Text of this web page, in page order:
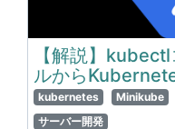
【解説】
ルから
kubernetes Minikube
サーバー開発